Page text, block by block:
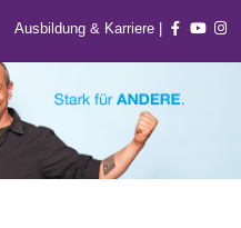
Ausbildung & Karriere |